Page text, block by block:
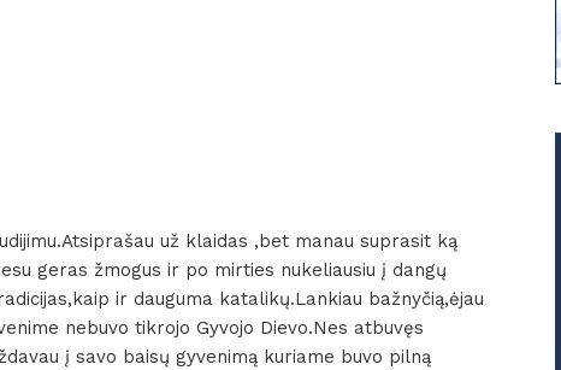
už klaidas ,bet manau suprasit ką
geras žmogus ir po mirties nukeliausiu į dangų
ir dauguma katalikų.Lankiau bažnyčią,ėjau
nebuvo tikrojo Gyvojo Dievo.Nes atbuvęs
į savo baisų gyvenimą kuriame buvo pilną